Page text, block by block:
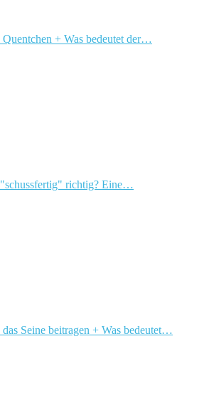
Quentchen + Was bedeutet der…
richtig? Eine…
Seine beitragen + Was bedeutet…